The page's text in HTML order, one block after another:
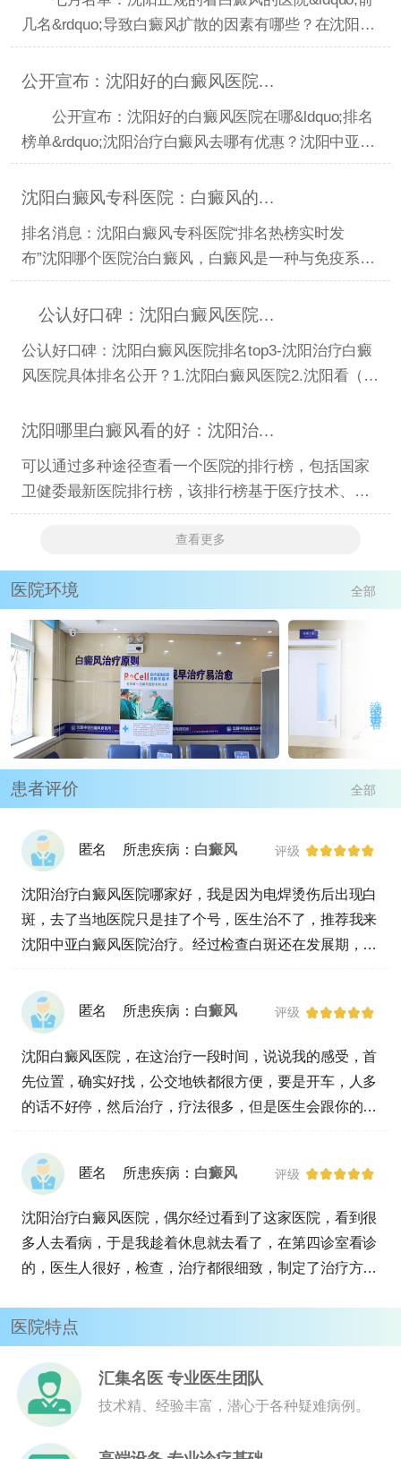
几名&rdquo;导致白癜风扩散的因素有哪些？在沈阳得
了白癜风去
公开宣布：沈阳好的白癜风医院在哪“排名榜单”沈阳治疗
公开宣布：沈阳好的白癜风医院在哪&ldquo;排名
榜单&rdquo;沈阳治疗白癜风去哪有优惠？沈阳中亚白
癜风正规吗
沈阳白癜风专科医院：白癜风的治疗原则是什么？
排名消息：沈阳白癜风专科医院“排名热榜实时发
布”沈阳哪个医院治白癜风，白癜风是一种与免疫系统
相关的皮肤病
公认好口碑：沈阳白癜风医院排名top3-沈阳治疗白癜风
公认好口碑：沈阳白癜风医院排名top3-沈阳治疗白癜
风医院具体排名公开？1.沈阳白癜风医院2.沈阳看（顽
沈阳哪里白癜风看的好：沈阳治白癜风去哪里医院有名
可以通过多种途径查看一个医院的排行榜，包括国家
卫健委最新医院排行榜，该排行榜基于医疗技术、医
疗服务、医疗
查看更多
医院环境 全部
滚动或点击查看
患者评价 全部
匿名 所患疾病： 白癜风 评级
沈阳治疗白癜风医院哪家好，我是因为电焊烫伤后出现白
斑，去了当地医院只是挂了个号，医生治不了，推荐我来
沈阳中亚白癜风医院治疗。经过检查白斑还在发展期，且
帮我讲解了很多，让我心情缓和了很多，现在正在积极的
治疗中。
匿名 所患疾病： 白癜风 评级
沈阳白癜风医院，在这治疗一段时间，说说我的感受，首
先位置，确实好找，公交地铁都很方便，要是开车，人多
的话不好停，然后治疗，疗法很多，但是医生会跟你的具
看医院做哪种治疗的人都有，接着不管是医生还是护士，
都很有耐心，服务是到位了，来治疗六次，没有不愉快的
经历。
匿名 所患疾病： 白癜风 评级
沈阳治疗白癜风医院，偶尔经过看到了这家医院，看到很
多人去看病，于是我趁着休息就去看了，在第四诊室看诊
的，医生人很好，检查，治疗都很细致，制定了治疗方
来治疗，又没有别的分院。
医院特点
汇集名医 专业医生团队
技术精、经验丰富，潜心于各种疑难病例。